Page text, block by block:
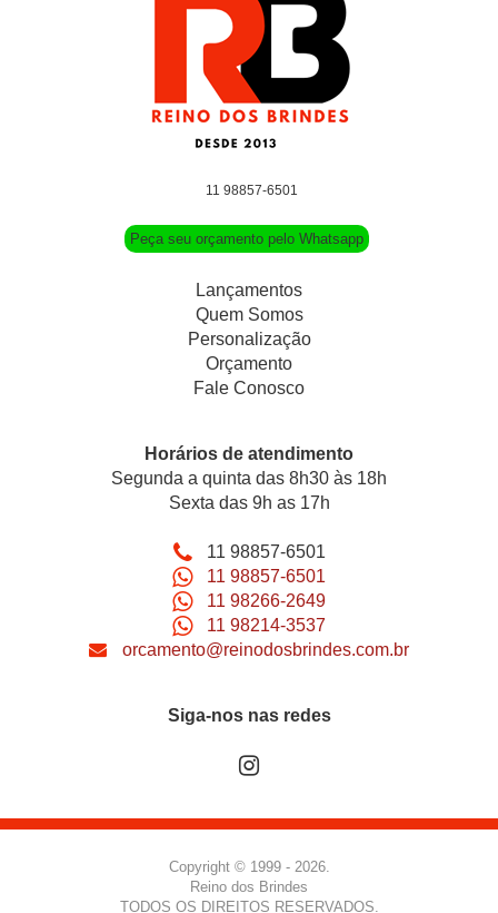
11 98857-6501
Peça seu orçamento pelo Whatsapp
Lançamentos
Quem Somos
Personalização
Orçamento
Fale Conosco
Horários de atendimento
Segunda a quinta das 8h30 às 18h
Sexta das 9h as 17h
11 98857-6501
11 98857-6501
11 98266-2649
11 98214-3537
orcamento@reinodosbrindes.com.br
Siga-nos nas redes
Copyright © 1999 - 2026.
Reino dos Brindes
TODOS OS DIREITOS RESERVADOS.